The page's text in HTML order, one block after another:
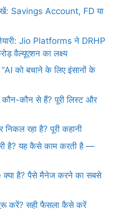
Savings Account, FD या
Jio Platforms ने DRHP
वैल्यूएशन का लक्ष्य
को बचाने के लिए इंसानों के
कौन से हैं? पूरी लिस्ट और
रहा है? पूरी कहानी
है? यह कैसे काम करती है —
है? पैसे मैनेज करने का सबसे
करें? सही फैसला कैसे करें